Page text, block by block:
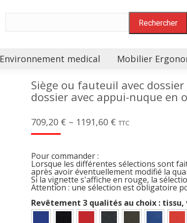
Environnement medical Mobilier
Siège ou fauteuil avec
dossier avec appui-nuque en
709,20 € – 1191,60 € TTC
Pour commander :
Lorsque les différentes sélections sont
après avoir éventuellement modifié la
Si la vignette s'affiche en rouge, la
Attention : une sélection est obligatoire
Revêtement 3 qualités au choix :